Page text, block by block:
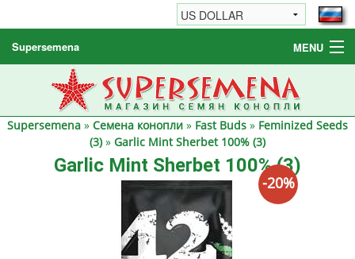
Supersemena MENU
Семена конопли
Другие товары
Как заказать / FAQ
Supersemena » Семена конопли » Fast Buds » Feminized Seeds
(3)» Garlic Mint Sherbet 100% (3)
Garlic Mint Sherbet 100% (3)
-20%